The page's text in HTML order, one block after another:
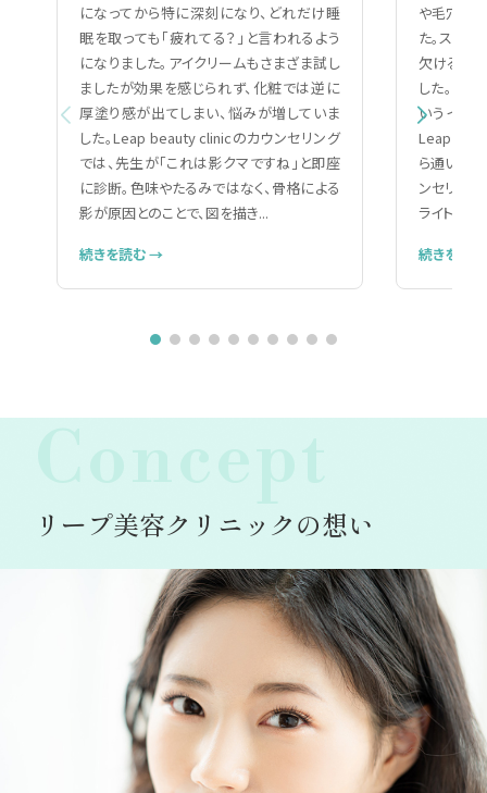
になってから特に深刻になり、どれだけ睡
眠を取っても「疲れてる？」と言われるよう
になりました。アイクリームもさまざま試し
ましたが効果を感じられず、化粧では逆に
厚塗り感が出てしまい、悩みが増していま
した。Leap beauty clinicのカウンセリング
では、先生が「これは影クマですね」と即座
に診断。色味やたるみではなく、骨格による
影が原因とのことで、図を描き...
続きを読む →
や毛穴の
た。スキ
欠ける自
した。美
いうイメ
Leap
ら通いや
ンセリン
ライトで細
続きを読
リープ美容クリニックの想い